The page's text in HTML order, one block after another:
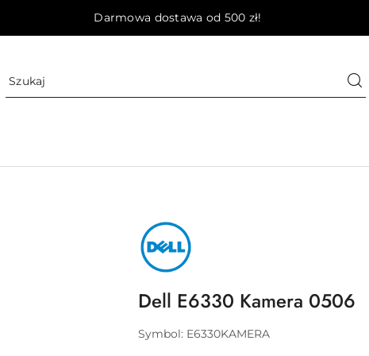
Darmowa dostawa od 500 zł!
NAZWA
PRODUCENTA:
DELL
Dell E6330 Kamera 0506
Symbol: E6330KAMERA